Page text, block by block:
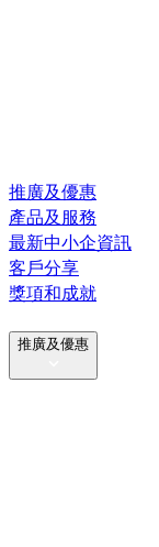
推廣及優惠
產品及服務
最新中小企資訊
客戶分享
獎項和成就
推廣及優惠